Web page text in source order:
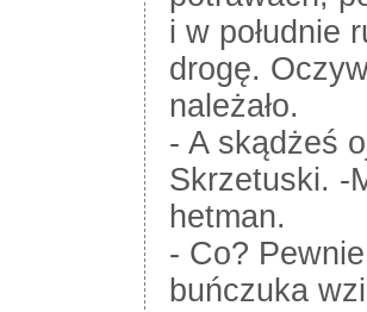
i w południe
drogę.
należało.
- A skądżeś
Skrzetuski. -
hetman.
- Co?
buńczuka